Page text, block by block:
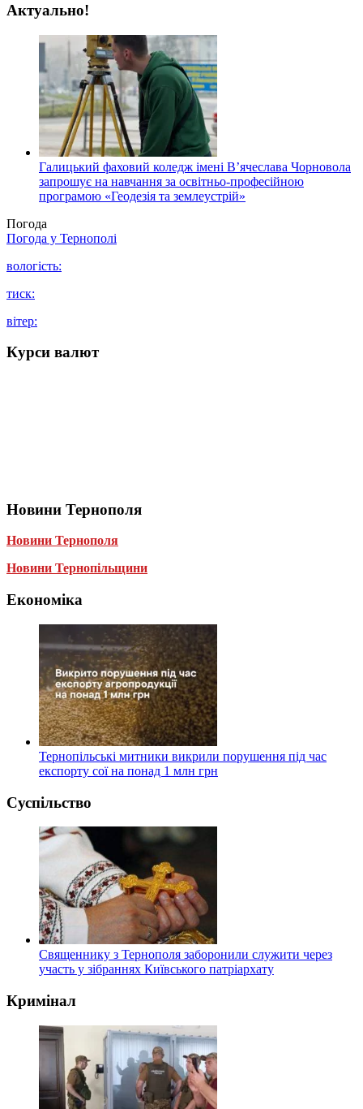
Актуально!
Галицький фаховий коледж імені В’ячеслава Чорновола
запрошує на навчання за освітньо-професійною
програмою «Геодезія та землеустрій»
Погода
Погода у Тернополі
вологість:
тиск:
вітер:
Курси валют
Новини Тернополя
Новини Тернополя
Новини Тернопільщини
Економіка
Тернопільські митники викрили порушення під час
експорту сої на понад 1 млн грн
Суспільство
Священнику з Тернополя заборонили служити через
участь у зібраннях Київського патріархату
Кримінал